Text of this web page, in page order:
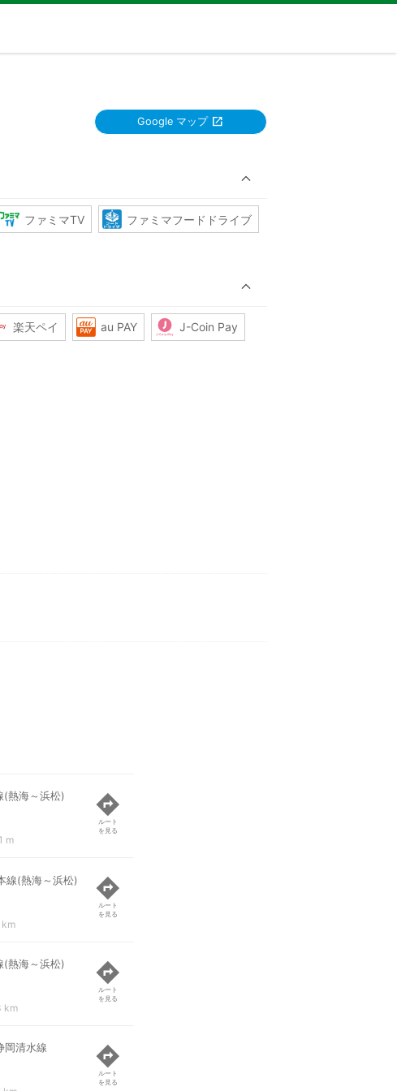
Google マップ
ファミマTV ファミマフードドライブ
楽天ペイ au PAY J-Coin Pay
(熱海～浜松)
m
ルート
を見る
線(熱海～浜松)
km
ルート
を見る
(熱海～浜松)
km
ルート
を見る
岡清水線
ルート
を見る